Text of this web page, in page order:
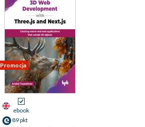
Promocja
ebook
89 pkt